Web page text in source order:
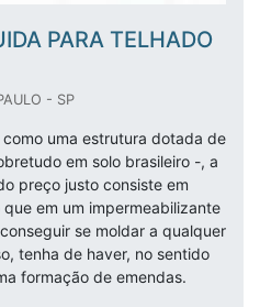
PARA TELHADO
- SP
uma estrutura dotada de
em solo brasileiro -, a
preço justo consiste em
em um impermeabilizante
se moldar a qualquer
tenha de haver, no sentido
formação de emendas.